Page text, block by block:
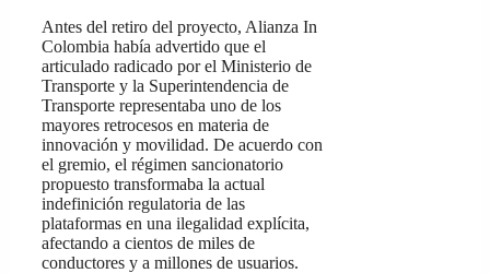
Antes del retiro del proyecto, Alianza In
Colombia había advertido que el
articulado radicado por el Ministerio de
Transporte y la Superintendencia de
Transporte representaba uno de los
mayores retrocesos en materia de
innovación y movilidad. De acuerdo con
el gremio, el régimen sancionatorio
propuesto transformaba la actual
indefinición regulatoria de las
plataformas en una ilegalidad explícita,
afectando a cientos de miles de
conductores y a millones de usuarios.